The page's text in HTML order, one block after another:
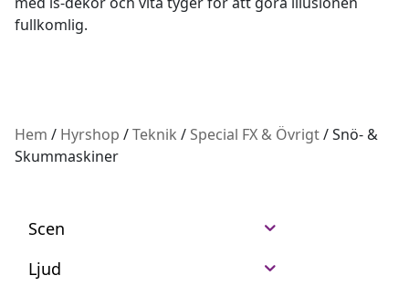
fullkomlig.
Hem / Hyrshop /Teknik /Special FX & Övrigt/ Snö- &
Skummaskiner
Scen
Ljud